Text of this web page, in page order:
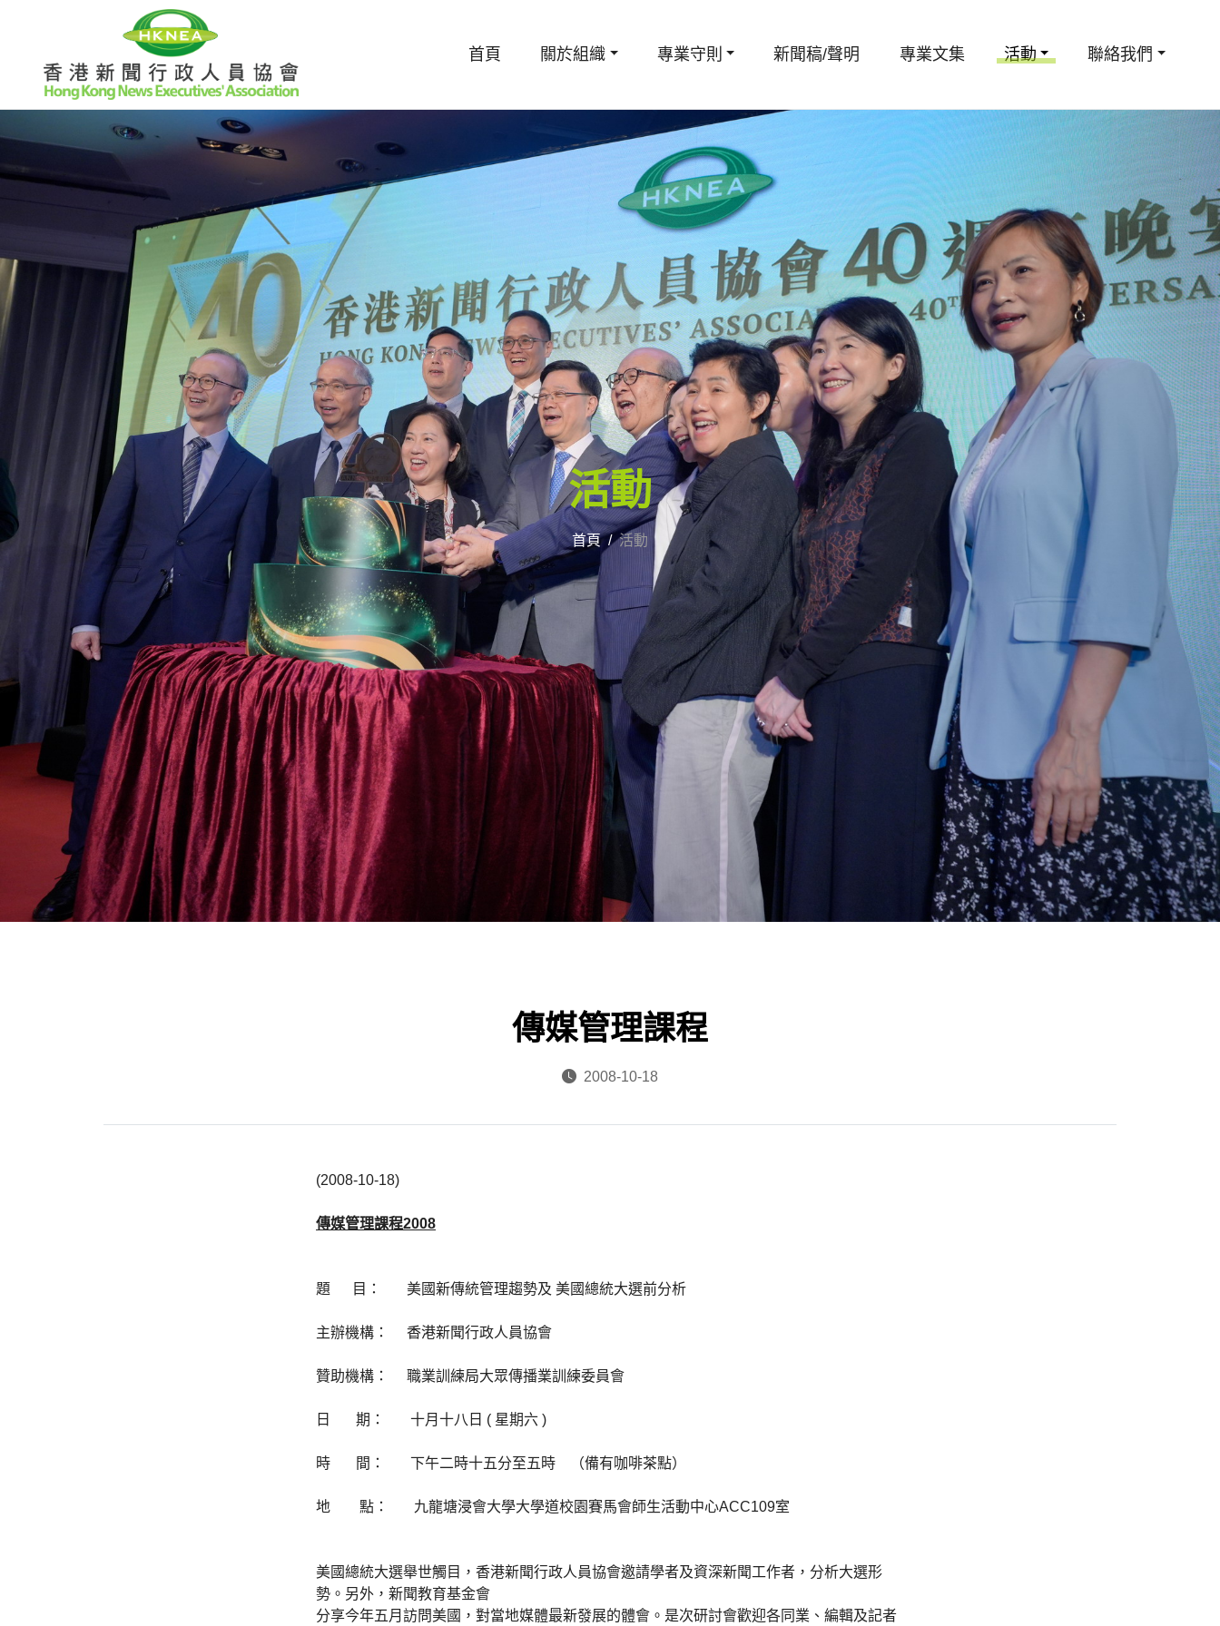
首頁 關於組織 專業守則 新聞稿/聲明 專業文集 活動 聯絡我們
活動
首頁 活動
傳媒管理課程
2008-10-18
(2008-10-18)
傳媒管理課程2008
題 目： 美國新傳統管理趨勢及 美國總統大選前分析
主辦機構： 香港新聞行政人員協會
贊助機構： 職業訓練局大眾傳播業訓練委員會
日 期： 十月十八日 ( 星期六 )
時 間： 下午二時十五分至五時 （備有咖啡茶點）
地 點： 九龍塘浸會大學大學道校園賽馬會師生活動中心ACC109室
美國總統大選舉世觸目，香港新聞行政人員協會邀請學者及資深新聞工作者，分析大選形
勢。另外，新聞教育基金會
分享今年五月訪問美國，對當地媒體最新發展的體會。是次研討會歡迎各同業、編輯及記者